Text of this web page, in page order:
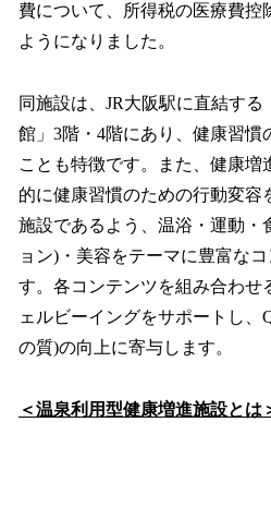
費について、所得税の医療費控
ようになりました。
同施設は、JR大阪駅に直結す
館」3階・4階にあり、健康習慣
ことも特徴です。また、健康増
的に健康習慣のための行動変容
施設であるよう、温浴・運動・
ョン)・美容をテーマに豊富な
す。各コンテンツを組み合わせ
ェルビーイングをサポートし、
の質)の向上に寄与します。
＜温泉利用型健康増進施設とは